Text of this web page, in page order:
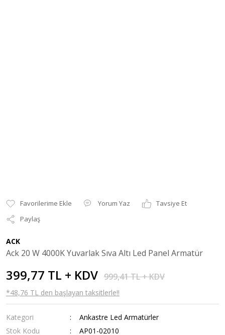
Yorum Yaz
Tavsiye Et
Paylaş
ACK
Ack 20 W 4000K Yuvarlak Sıva Altı Led Panel Armatür
399,77 TL + KDV 999,41 TL + KDV
*48,76 TL den başlayan taksitlerle!!
Kategori
Ankastre Led Armatürler
Stok Kodu
AP01-02010